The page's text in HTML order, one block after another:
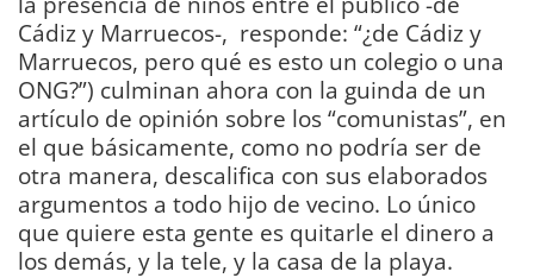
Cádiz y Marruecos-, responde: “¿de Cádiz y
Marruecos, pero qué es esto un colegio o una
ONG?”) culminan ahora con la guinda de un
artículo de opinión sobre los “comunistas”, en
el que básicamente, como no podría ser de
otra manera, descalifica con sus elaborados
argumentos a todo hijo de vecino. Lo único
que quiere esta gente es quitarle el dinero a
los demás, y la tele, y la casa de la playa.